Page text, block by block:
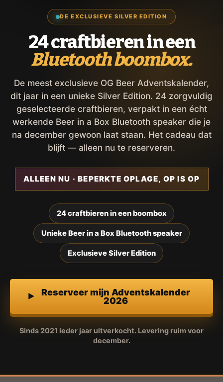
DE EXCLUSIEVE SILVER EDITION
24 craftbieren in een
Bluetooth boombox.
De meest exclusieve OG Beer Adventskalender,
dit jaar in een unieke Silver Edition. 24 zorgvuldig
geselecteerde craftbieren, verpakt in een écht
werkende Beer in a Box Bluetooth speaker die je
na december gewoon laat staan. Het cadeau dat
blijft — alleen nu te reserveren.
ALLEEN NU · BEPERKTE OPLAGE, OP IS OP
24 craftbieren in een boombox
Unieke Beer in a Box Bluetooth speaker
Exclusieve Silver Edition
Reserveer mijn Adventskalender
2026
Sinds 2021 ieder jaar uitverkocht. Levering ruim voor
december.